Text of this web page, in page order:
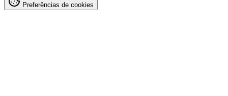
Preferências de cookies